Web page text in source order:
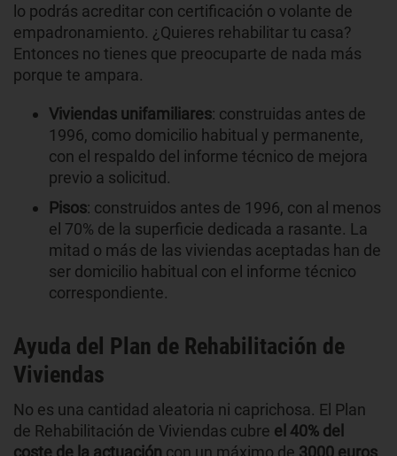
lo podrás acreditar con certificación o volante de
empadronamiento. ¿Quieres rehabilitar tu casa?
Entonces no tienes que preocuparte de nada más
porque te ampara.
Viviendas unifamiliares: construidas antes de
1996, como domicilio habitual y permanente,
con el respaldo del informe técnico de mejora
previo a solicitud.
Pisos: construidos antes de 1996, con al menos
el 70% de la superficie dedicada a rasante. La
mitad o más de las viviendas aceptadas han de
ser domicilio habitual con el informe técnico
correspondiente.
Ayuda del Plan de Rehabilitación de
Viviendas
No es una cantidad aleatoria ni caprichosa. El Plan
de Rehabilitación de Viviendas cubre el 40% del
coste de la actuación con un máximo de 3000 euros